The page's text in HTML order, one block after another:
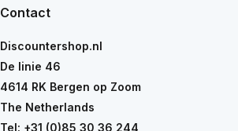
Contact
Discountershop.nl
De linie 46
4614 RK Bergen op Zoom
The Netherlands
Tel: +31 (0)85 30 36 244